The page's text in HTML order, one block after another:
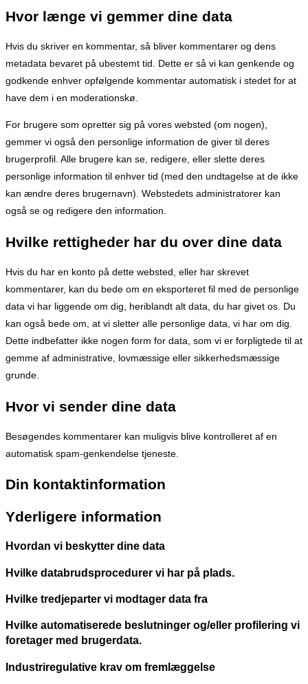
Hvor længe vi gemmer dine data
Hvis du skriver en kommentar, så bliver kommentarer og dens
metadata bevaret på ubestemt tid. Dette er så vi kan genkende og
godkende enhver opfølgende kommentar automatisk i stedet for at
have dem i en moderationskø.
For brugere som opretter sig på vores websted (om nogen),
gemmer vi også den personlige information de giver til deres
brugerprofil. Alle brugere kan se, redigere, eller slette deres
personlige information til enhver tid (med den undtagelse at de ikke
kan ændre deres brugernavn). Webstedets administratorer kan
også se og redigere den information.
Hvilke rettigheder har du over dine data
Hvis du har en konto på dette websted, eller har skrevet
kommentarer, kan du bede om en eksporteret fil med de personlige
data vi har liggende om dig, heriblandt alt data, du har givet os. Du
kan også bede om, at vi sletter alle personlige data, vi har om dig.
Dette indbefatter ikke nogen form for data, som vi er forpligtede til at
gemme af administrative, lovmæssige eller sikkerhedsmæssige
grunde.
Hvor vi sender dine data
Besøgendes kommentarer kan muligvis blive kontrolleret af en
automatisk spam-genkendelse tjeneste.
Din kontaktinformation
Yderligere information
Hvordan vi beskytter dine data
Hvilke databrudsprocedurer vi har på plads.
Hvilke tredjeparter vi modtager data fra
Hvilke automatiserede beslutninger og/eller profilering vi
foretager med brugerdata.
Industriregulative krav om fremlæggelse